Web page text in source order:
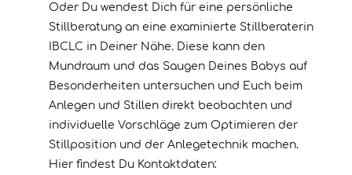
Oder Du wendest Dich für eine persönliche
Stillberatung an eine examinierte Stillberaterin
IBCLC in Deiner Nähe. Diese kann den
Mundraum und das Saugen Deines Babys auf
Besonderheiten untersuchen und Euch beim
Anlegen und Stillen direkt beobachten und
individuelle Vorschläge zum Optimieren der
Stillposition und der Anlegetechnik machen.
Hier findest Du Kontaktdaten: